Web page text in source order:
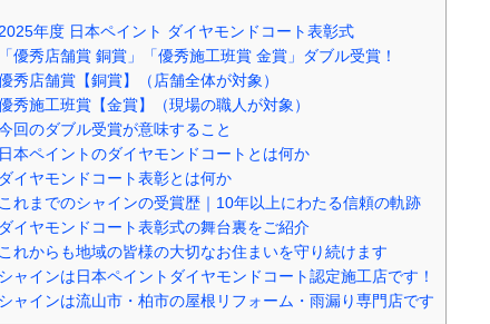
年度 日本ペイント ダイヤモンドコート表彰式
優秀店舗賞 銅賞」「優秀施工班賞 金賞」ダブル受賞！
秀店舗賞【銅賞】（店舗全体が対象）
秀施工班賞【金賞】（現場の職人が対象）
回のダブル受賞が意味すること
本ペイントのダイヤモンドコートとは何か
イヤモンドコート表彰とは何か
れまでのシャインの受賞歴｜10年以上にわたる信頼の軌跡
イヤモンドコート表彰式の舞台裏をご紹介
れからも地域の皆様の大切なお住まいを守り続けます
ャインは日本ペイントダイヤモンドコート認定施工店です！
ャインは流山市・柏市の屋根リフォーム・雨漏り専門店です